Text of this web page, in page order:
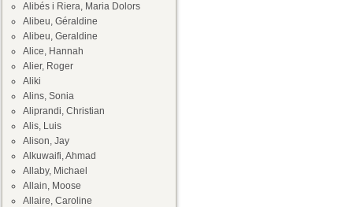
Alibés i Riera, Maria Dolors
Alibeu, Géraldine
Alibeu, Geraldine
Alice, Hannah
Alier, Roger
Aliki
Alins, Sonia
Aliprandi, Christian
Alis, Luis
Alison, Jay
Alkuwaifi, Ahmad
Allaby, Michael
Allain, Moose
Allaire, Caroline